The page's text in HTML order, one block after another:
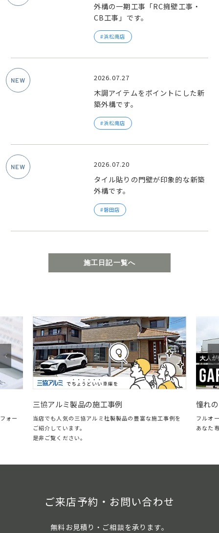
外構の一期工事「RC擁壁工事・
CB工事」です。
浜松南店
2026.07.27
木調アイテムをポイントにした新
築外構です。
浜松南店
2026.07.20
タイル貼りの門壁が印象的な新築
外構です。
磐田店
施工日記一覧へ
ォー
三協アルミ製品の施工事例
当店でも人気の三協アルミ社製製品の豊富な施工事例を
ご紹介しています。
是非ご覧ください。
憧れ
フルオ
あなた
ご来店予約・お問い合わせ
無料お見積り・ご相談を承ります。